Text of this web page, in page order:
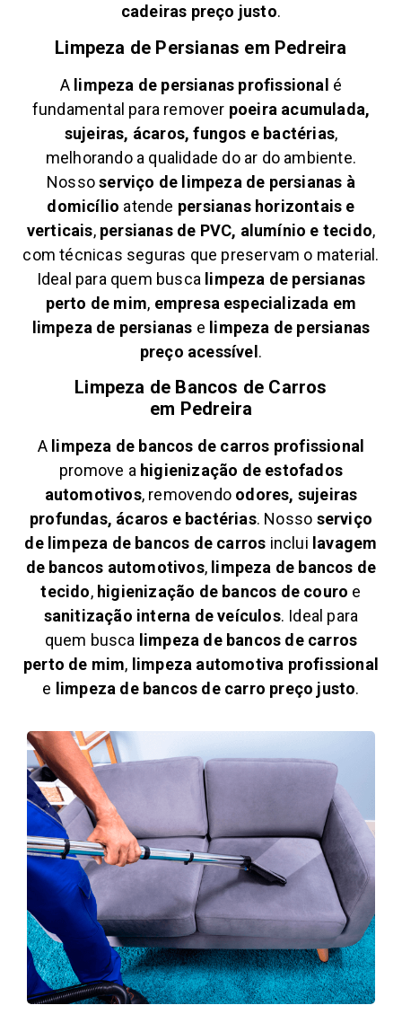
cadeiras preço justo.
Limpeza de Persianas em Pedreira
A limpeza de persianas profissional é
fundamental para remover poeira acumulada,
sujeiras, ácaros, fungos e bactérias,
melhorando a qualidade do ar do ambiente.
Nossoserviço de limpeza de persianas à
domicílio atende persianas horizontais e
verticais, persianas de PVC, alumínio e tecido,
com técnicas seguras que preservam o material.
Ideal para quem busca limpeza de persianas
perto de mim, empresa especializada em
limpeza de persianas e limpeza de persianas
preço acessível.
Limpeza de Bancos de Carros
em Pedreira
A limpeza de bancos de carros profissional
promove a higienização de estofados
automotivos, removendo odores, sujeiras
profundas, ácaros e bactérias. Nosso serviço
de limpeza de bancos de carros inclui lavagem
de bancos automotivos, limpeza de bancos de
tecido, higienização de bancos de couro e
sanitização interna de veículos. Ideal para
quem busca limpeza de bancos de carros
perto de mim, limpeza automotiva profissional
e limpeza de bancos de carro preço justo.